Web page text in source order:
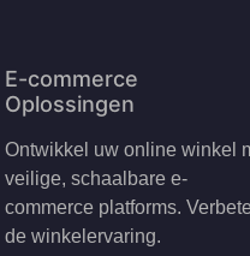
E-commerce
Oplossingen
Ontwikkel uw online winkel
veilige, schaalbare e-
commerce platforms.
de winkelervaring.